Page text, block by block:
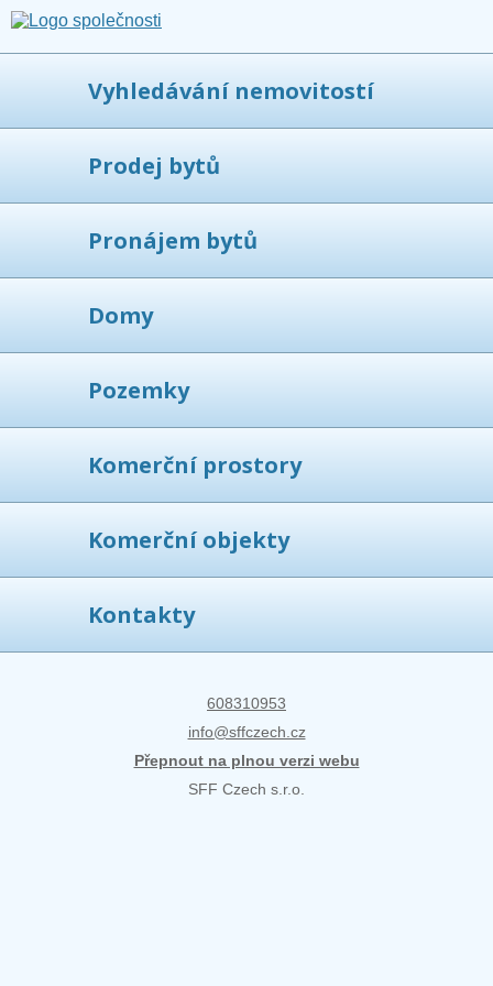
Vyhledávání nemovitostí
Prodej bytů
Pronájem bytů
Domy
Pozemky
Komerční prostory
Komerční objekty
Kontakty
608310953
info@sffczech.cz
Přepnout na plnou verzi webu
SFF Czech s.r.o.